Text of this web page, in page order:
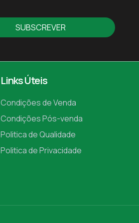
SUBSCREVER
Links Úteis
Condições de Venda
Condições Pós-venda
Politica de Qualidade
Politica de Privacidade